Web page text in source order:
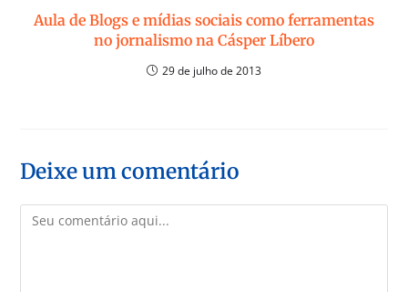
Aula de Blogs e mídias sociais como ferramentas
no jornalismo na Cásper Líbero
29 de julho de 2013
Deixe um comentário